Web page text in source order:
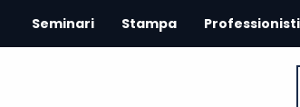
Seminari Stampa